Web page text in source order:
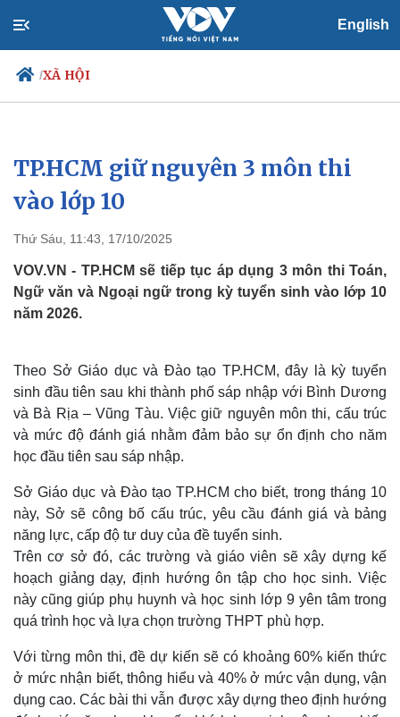
English
/XÃ HỘI
Chính trị
Đảng
Tổ chức nhân sự
Nhận diện sự thật
Xã hội
Việc làm
Biển đảo
TP.HCM giữ nguyên 3 môn thi
vào lớp 10
Thứ Sáu, 11:43, 17/10/2025
VOV.VN - TP.HCM sẽ tiếp tục áp dụng 3 môn thi Toán,
Ngữ văn và Ngoại ngữ trong kỳ tuyển sinh vào lớp 10
năm 2026.
Theo Sở Giáo dục và Đào tạo TP.HCM, đây là kỳ tuyển
sinh đầu tiên sau khi thành phố sáp nhập với Bình Dương
và Bà Rịa – Vũng Tàu. Việc giữ nguyên môn thi, cấu trúc
và mức độ đánh giá nhằm đảm bảo sự ổn định cho năm
học đầu tiên sau sáp nhập.
Sở Giáo dục và Đào tạo TP.HCM cho biết, trong tháng 10
này, Sở sẽ công bố cấu trúc, yêu cầu đánh giá và bảng
năng lực, cấp độ tư duy của đề tuyển sinh.
Trên cơ sở đó, các trường và giáo viên sẽ xây dựng kế
hoạch giảng dạy, định hướng ôn tập cho học sinh. Việc
này cũng giúp phụ huynh và học sinh lớp 9 yên tâm trong
quá trình học và lựa chọn trường THPT phù hợp.
Với từng môn thi, đề dự kiến sẽ có khoảng 60% kiến thức
ở mức nhận biết, thông hiểu và 40% ở mức vận dụng, vận
dụng cao. Các bài thi vẫn được xây dựng theo định hướng